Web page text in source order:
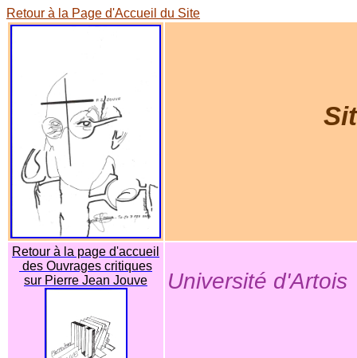
Retour à la Page d'Accueil du Site
Retour à la page d'accueil
des Ouvrages critiques
sur Pierre Jean Jouve
Université d'Artois